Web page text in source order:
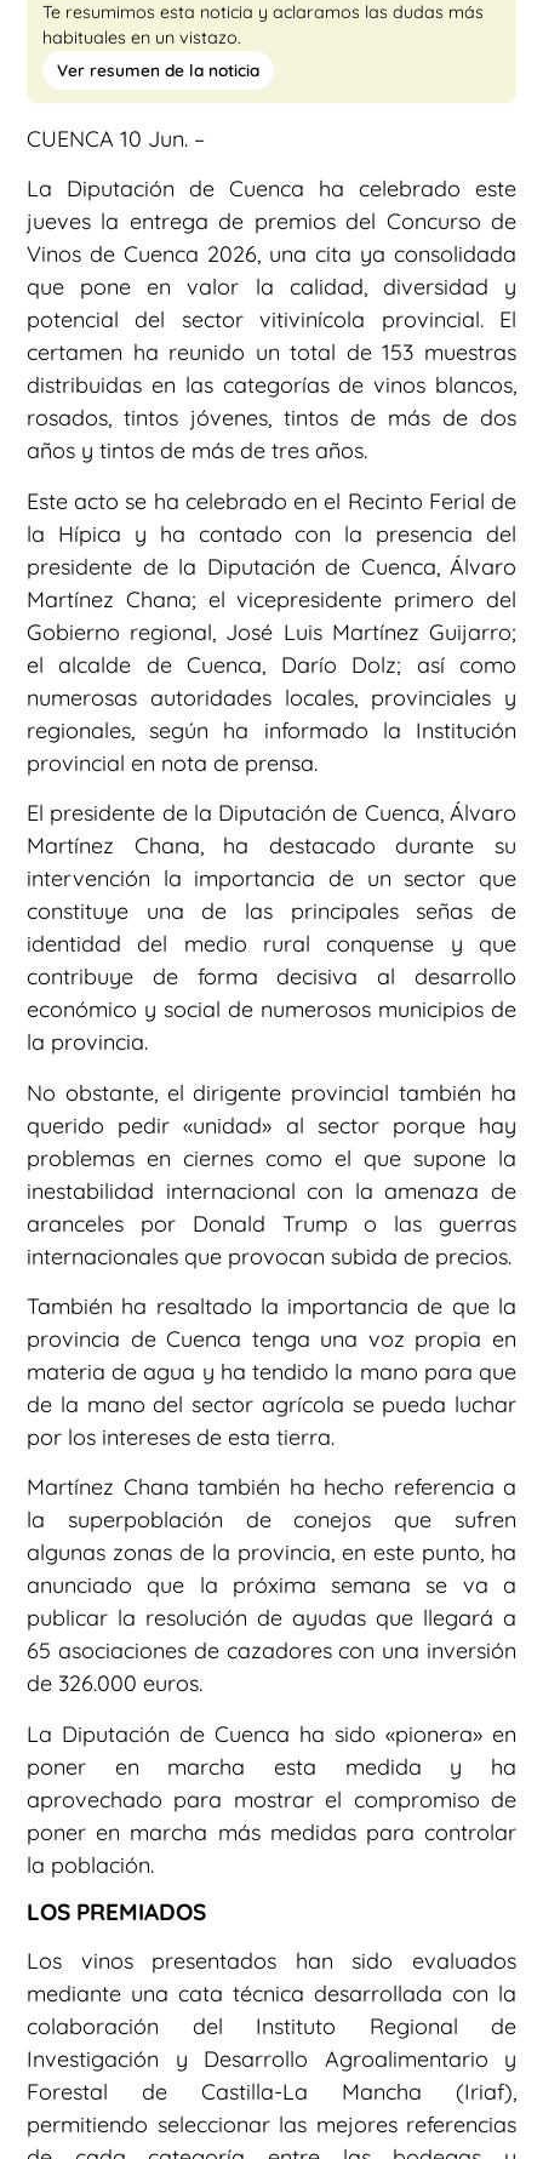
Te resumimos esta noticia y aclaramos las dudas más
habituales en un vistazo.
Ver resumen de la noticia
CUENCA 10 Jun. –
La Diputación de Cuenca ha celebrado este
jueves la entrega de premios del Concurso de
Vinos de Cuenca 2026, una cita ya consolidada
que pone en valor la calidad, diversidad y
potencial del sector vitivinícola provincial. El
certamen ha reunido un total de 153 muestras
distribuidas en las categorías de vinos blancos,
rosados, tintos jóvenes, tintos de más de dos
años y tintos de más de tres años.
Este acto se ha celebrado en el Recinto Ferial de
la Hípica y ha contado con la presencia del
presidente de la Diputación de Cuenca, Álvaro
Martínez Chana; el vicepresidente primero del
Gobierno regional, José Luis Martínez Guijarro;
el alcalde de Cuenca, Darío Dolz; así como
numerosas autoridades locales, provinciales y
regionales, según ha informado la Institución
provincial en nota de prensa.
El presidente de la Diputación de Cuenca, Álvaro
Martínez Chana, ha destacado durante su
intervención la importancia de un sector que
constituye una de las principales señas de
identidad del medio rural conquense y que
contribuye de forma decisiva al desarrollo
económico y social de numerosos municipios de
la provincia.
No obstante, el dirigente provincial también ha
querido pedir «unidad» al sector porque hay
problemas en ciernes como el que supone la
inestabilidad internacional con la amenaza de
aranceles por Donald Trump o las guerras
internacionales que provocan subida de precios.
También ha resaltado la importancia de que la
provincia de Cuenca tenga una voz propia en
materia de agua y ha tendido la mano para que
de la mano del sector agrícola se pueda luchar
por los intereses de esta tierra.
Martínez Chana también ha hecho referencia a
la superpoblación de conejos que sufren
algunas zonas de la provincia, en este punto, ha
anunciado que la próxima semana se va a
publicar la resolución de ayudas que llegará a
65 asociaciones de cazadores con una inversión
de 326.000 euros.
La Diputación de Cuenca ha sido «pionera» en
poner en marcha esta medida y ha
aprovechado para mostrar el compromiso de
poner en marcha más medidas para controlar
la población.
LOS PREMIADOS
Los vinos presentados han sido evaluados
mediante una cata técnica desarrollada con la
colaboración del Instituto Regional de
Investigación y Desarrollo Agroalimentario y
Forestal de Castilla-La Mancha (Iriaf),
permitiendo seleccionar las mejores referencias